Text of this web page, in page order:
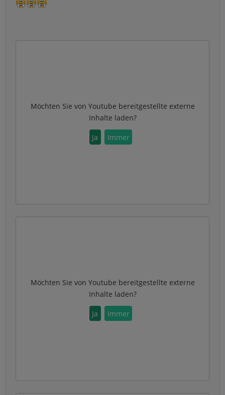
Möchten Sie von Youtube bereitgestellte externe
Inhalte laden?
Ja Immer
Möchten Sie von Youtube bereitgestellte externe
Inhalte laden?
Ja Immer